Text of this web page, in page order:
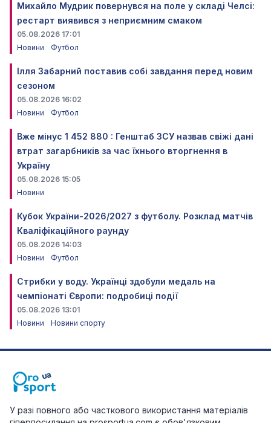
Михайло Мудрик повернувся на поле у складі Челсі:
рестарт виявився з неприємним смаком
05.08.2026 17:01
Новини
Футбол
Ілля Забарний поставив собі завдання перед новим
сезоном
05.08.2026 16:02
Новини
Футбол
Вже мінус 1 452 880 : Генштаб ЗСУ назвав свіжі дані
втрат загарбників за час їхнього вторгнення в
Україну
05.08.2026 15:05
Новини
Кубок України-2026/2027 з футболу. Розклад матчів
Кваліфікаційного раунду
05.08.2026 14:03
Новини
Футбол
Стрибки у воду. Українці здобули медаль на
чемпіонаті Європи: подробиці події
05.08.2026 13:01
Новини
Новини спорту
У разі повного або часткового використання матеріалів